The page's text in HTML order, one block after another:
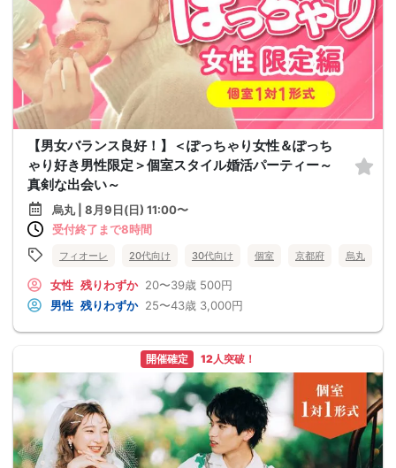
【男女バランス良好！】＜ぽっちゃり女性＆ぽっち
ゃり好き男性限定＞個室スタイル婚活パーティー～
真剣な出会い～
烏丸 | 8月9日(日) 11:00〜
受付終了まで8時間
フィオーレ 20代向け 30代向け 個室 京都府 烏丸
女性 残りわずか 20〜39歳 500円
男性 残りわずか 25〜43歳 3,000円
開催確定 12人突破！